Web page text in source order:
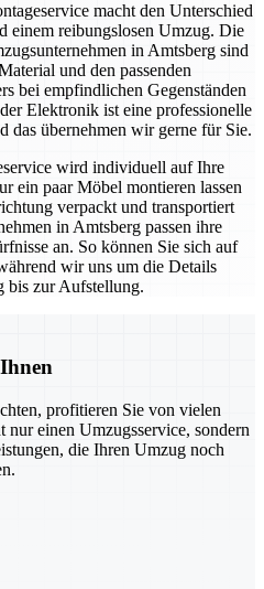
macht den Unterschied
einem reibungslosen Umzug. Die
in Amtsberg sind
und den passenden
bei empfindlichen Gegenständen
Elektronik ist eine professionelle
das übernehmen wir gerne für Sie.
wird individuell auf Ihre
ein paar Möbel montieren lassen
verpackt und transportiert
in Amtsberg passen ihre
an. So können Sie sich auf
wir uns um die Details
bis zur Aufstellung.
profitieren Sie von vielen
einen Umzugsservice, sondern
die Ihren Umzug noch